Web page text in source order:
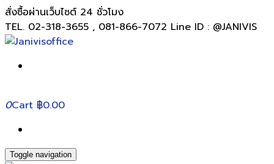
สั่งซื้อผ่านเว็บไซต์ 24 ชั่วโมง
TEL. 02-318-3655 , 081-866-7072 Line ID : @JANIVIS
0Cart ฿0.00
Toggle navigation